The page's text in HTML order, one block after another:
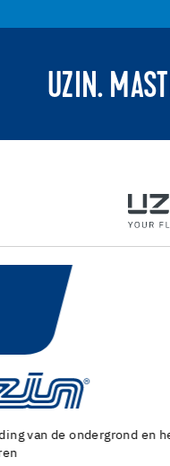
UZIN.
Machines en speciaal
van de ondergrond en